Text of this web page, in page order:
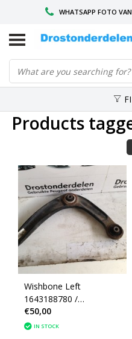
WHATSAPP FOTO
VOOR 16.00
Products
Wishbone Left
1643188780 /
1610938080 Peugeot
308 (3520V2)
€50,00
IN STOCK